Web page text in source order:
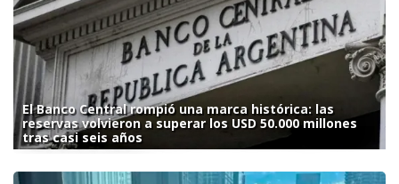
El Banco Central rompió una marca histórica: las
reservas volvieron a superar los USD 50.000 millones
tras casi seis años